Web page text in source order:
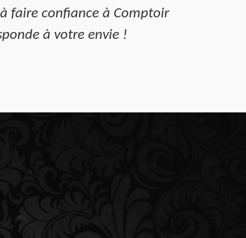
faire confiance à Comptoir
à votre envie !